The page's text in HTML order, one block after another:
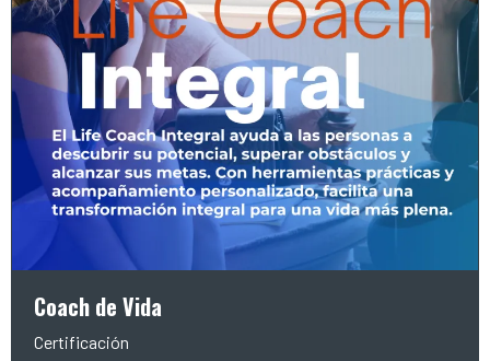
Coach de Vida
Certificación